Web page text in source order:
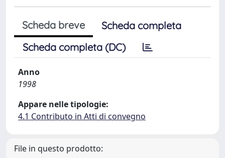
Scheda breve
Scheda completa
Scheda completa (DC)
Anno
1998
Appare nelle tipologie:
4.1 Contributo in Atti di convegno
File in questo prodotto: